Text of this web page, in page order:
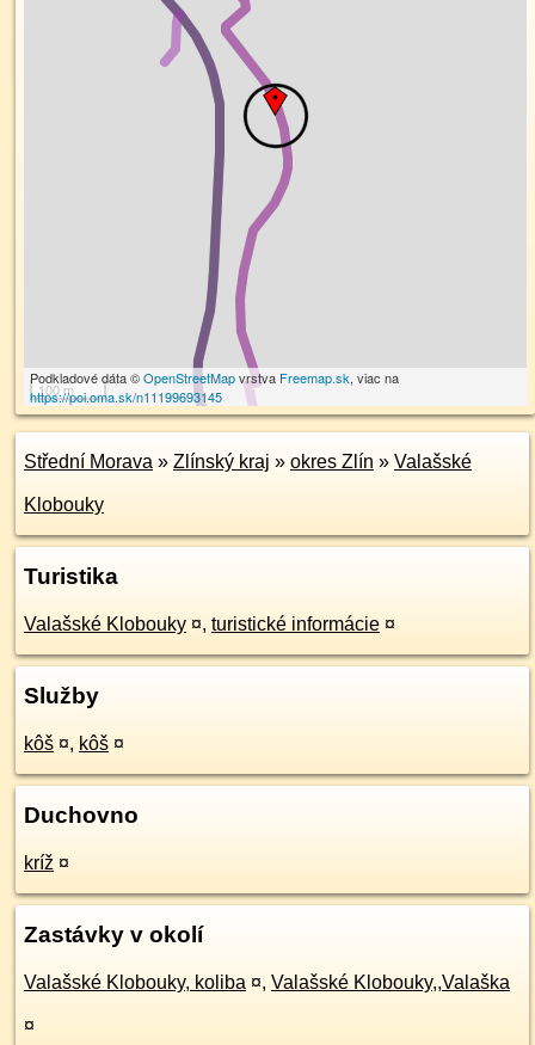
100 m
Podkladové dáta ©OpenStreetMapvrstva Freemap.sk, viac na
https://poi.oma.sk/n11199693145
Střední Morava » Zlínský kraj » okres Zlín » Valašské
Klobouky
Turistika
Valašské Klobouky ¤, turistické informácie ¤
Služby
kôš ¤, kôš ¤
Duchovno
kríž ¤
Zastávky v okolí
Valašské Klobouky, koliba ¤, Valašské Klobouky,,Valaška
¤